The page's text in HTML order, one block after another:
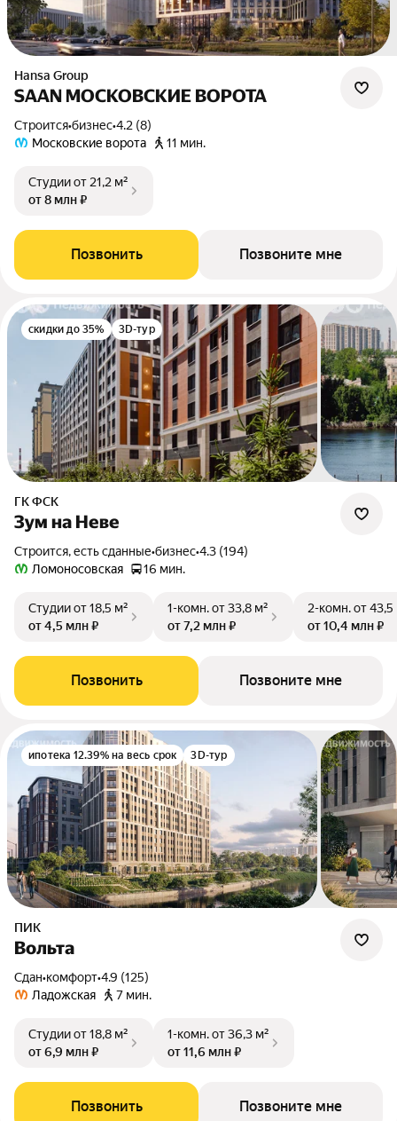
Hansa Group
SAAN МОСКОВСКИЕ ВОРОТА
Строится•бизнес•4.2 (8)
Московские ворота
11 мин.
Студииот 21,2 м²
от 8 млн ₽
Позвонить Позвоните мне
скидки до 35% 3D-тур
ГК ФСК
Зум на Неве
Строится, есть сданные•бизнес•4.3 (194)
Ломоносовская
16 мин.
Студииот 18,5 м²
от 4,5 млн ₽
1-комн.от 33,8 м²
от 7,2 млн ₽
2-комн.от 43,5
от 10,4 млн ₽
Позвонить Позвоните мне
ипотека 12.39% на весь срок 3D-тур
ПИК
Вольта
Сдан•комфорт•4.9 (125)
Ладожская
7 мин.
Студииот 18,8 м²
от 6,9 млн ₽
1-комн.от 36,3 м²
от 11,6 млн ₽
Позвонить Позвоните мне